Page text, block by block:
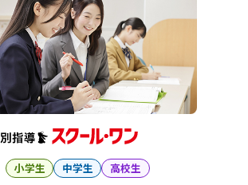
小学生 中学生 高校生